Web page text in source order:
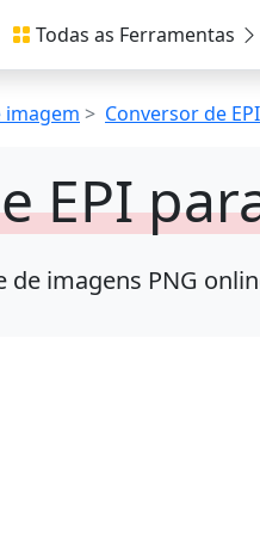
Todas as Ferramentas
> Conversor de
EPI
de imagens PNG